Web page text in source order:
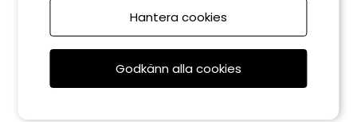
Hantera cookies
Godkänn alla cookies